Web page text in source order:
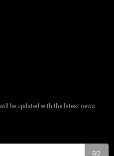
be updated with the latest news